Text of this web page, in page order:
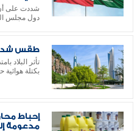
شددت على أن
دول مجلس
طقس شديد
تأثر البلاد
بكتلة هوائية
إحباط
مدعومة